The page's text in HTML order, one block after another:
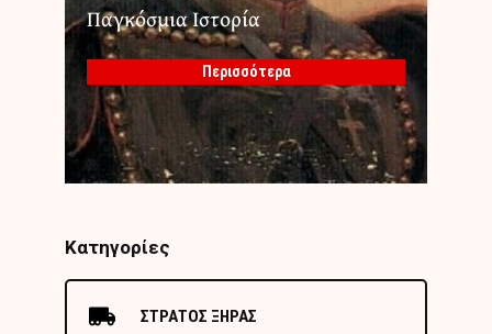
Παγκόσμια Ιστορία
Περισσότερα
Κατηγορίες
ΣΤΡΑΤΟΣ ΞΗΡΑΣ